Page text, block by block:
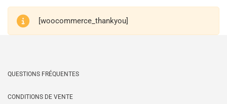
[woocommerce_thankyou]
QUESTIONS FRÉQUENTES
CONDITIONS DE VENTE